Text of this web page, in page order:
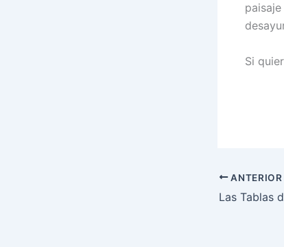
Si
ANTERIOR